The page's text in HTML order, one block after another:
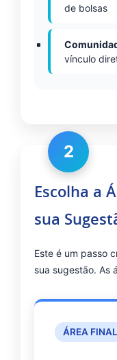
de bolsas
vínculo
2
Escolha a
sua
Este é um passo
sua sugestão. As
ÁREA